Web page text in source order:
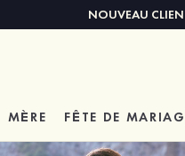
NOUVEAU
MÈRE FÊTE DE